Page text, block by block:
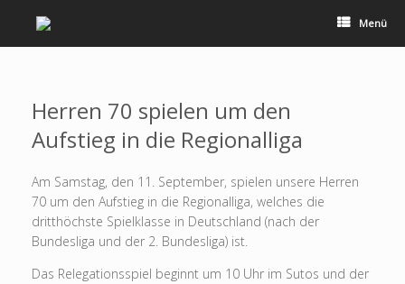
Menü
Herren 70 spielen um den
Aufstieg in die Regionalliga
Am Samstag, den 11. September, spielen unsere Herren
70 um den Aufstieg in die Regionalliga, welches die
dritthöchste Spielklasse in Deutschland (nach der
Bundesliga und der 2. Bundesliga) ist.
Das Relegationsspiel beginnt um 10 Uhr im Sutos und der